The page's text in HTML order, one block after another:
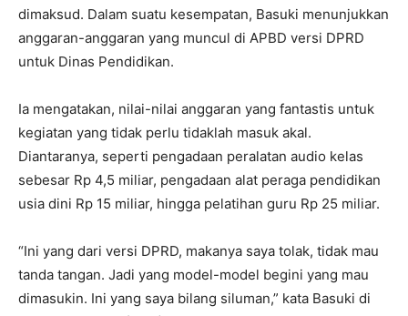
dimaksud. Dalam suatu kesempatan, Basuki menunjukkan
anggaran-anggaran yang muncul di APBD versi DPRD
untuk Dinas Pendidikan.
Ia mengatakan, nilai-nilai anggaran yang fantastis untuk
kegiatan yang tidak perlu tidaklah masuk akal.
Diantaranya, seperti pengadaan peralatan audio kelas
sebesar Rp 4,5 miliar, pengadaan alat peraga pendidikan
usia dini Rp 15 miliar, hingga pelatihan guru Rp 25 miliar.
“Ini yang dari versi DPRD, makanya saya tolak, tidak mau
tanda tangan. Jadi yang model-model begini yang mau
dimasukin. Ini yang saya bilang siluman,” kata Basuki di